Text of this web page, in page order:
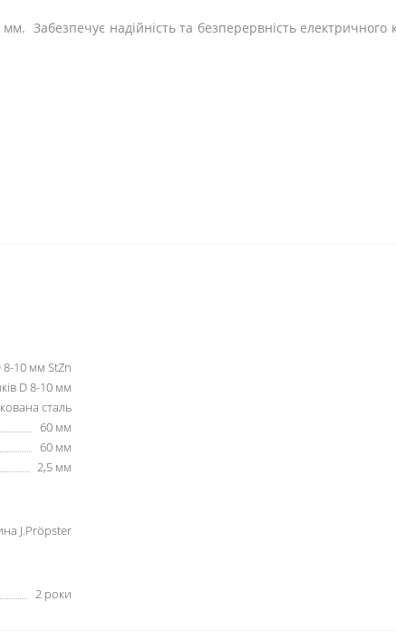
Забезпечує надійність та безперервність електричного
8-10 мм StZn
D 8-10 мм
сталь
60 мм
60 мм
2,5 мм
J.Pröpster
2 роки